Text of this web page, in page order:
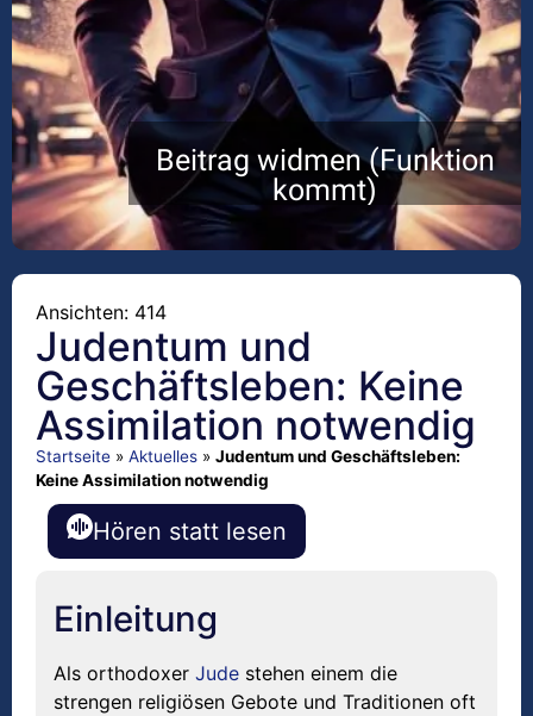
Beitrag widmen (Funktion
kommt)
Ansichten: 414
Judentum und
Geschäftsleben: Keine
Assimilation notwendig
Startseite » Aktuelles » Judentum und Geschäftsleben:
Keine Assimilation notwendig
Hören statt lesen
Einleitung
Als orthodoxer Jude stehen einem die
strengen religiösen Gebote und Traditionen oft